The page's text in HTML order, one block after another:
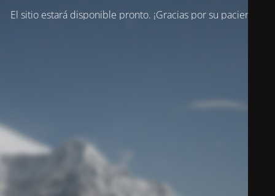
El sitio estará disponible pronto. ¡Gracias por su paciencia!